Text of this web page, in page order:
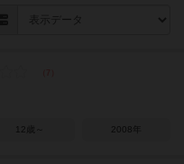
12歳～ 2008年